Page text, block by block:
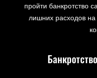
пройти банкротство
лишних расходов на